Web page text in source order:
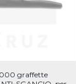
graffette